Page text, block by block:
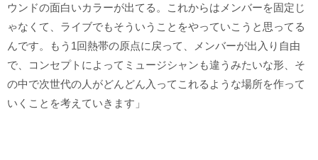
ウンドの面白いカラーが出てる。これからはメンバーを固定じ
ゃなくて、ライブでもそういうことをやっていこうと思ってる
んです。もう1回熱帯の原点に戻って、メンバーが出入り自由
で、コンセプトによってミュージシャンも違うみたいな形、そ
の中で次世代の人がどんどん入ってこれるような場所を作って
いくことを考えていきます」